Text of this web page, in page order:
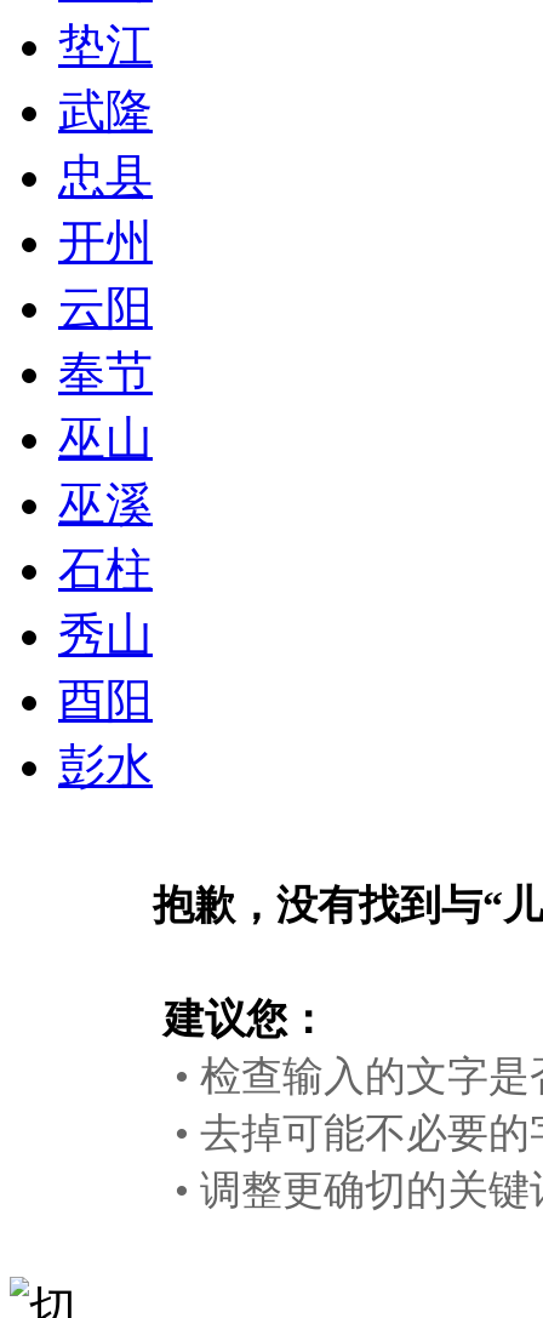
垫江
武隆
忠县
开州
云阳
奉节
巫山
巫溪
石柱
秀山
酉阳
彭水
抱歉，没有找到与“
建议您：
• 检查输入的文字是
• 去掉可能不必要
• 调整更确切的关